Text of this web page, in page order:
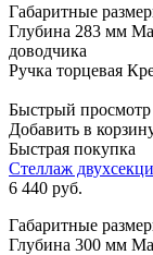
Габаритные
Глубина 283 мм
доводчика
Ручка торцевая
Быстрый просмотр
Добавить в
Быстрая покупка
Стеллаж
6 440 руб.
Габаритные
Глубина 300 мм